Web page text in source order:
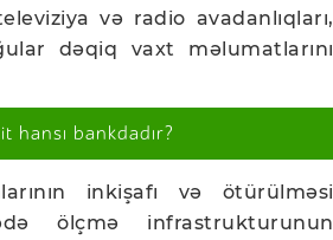
və radio avadanlıqları,
dəqiq vaxt məlumatlarını
hansı bankdadır?
inkişafı və ötürülməsi
ölçmə infrastrukturunun